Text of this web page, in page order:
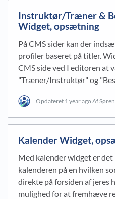
Instruktør/Træner &
Widget, opsætning
På CMS sider kan der
profiler baseret på titler.
CMS side ved I editoren at
"Træner/Instruktør" og
Opdateret 1 year ago Af
Kalender Widget,
Med kalender widget er
kalenderen på en hvilken
direkte på forsiden af jeres
mulighed for at fremhæve